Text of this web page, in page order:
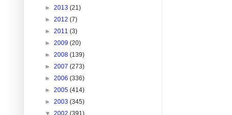
► 2013 (21)
► 2012 (7)
► 2011 (3)
► 2009 (20)
► 2008 (139)
► 2007 (273)
► 2006 (336)
► 2005 (414)
► 2003 (345)
▼ 2002 (391)